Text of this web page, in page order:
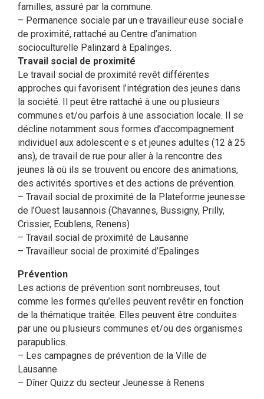
familles, assuré par la commune.
– Permanence sociale par un·e travailleur·euse social·e
de proximité, rattaché au Centre d’animation
socioculturelle Palinzard à Epalinges.
Travail social de proximité
Le travail social de proximité revêt différentes
approches qui favorisent l’intégration des jeunes dans
la société. Il peut être rattaché à une ou plusieurs
communes et/ou parfois à une association locale. Il se
décline notamment sous formes d’accompagnement
individuel aux adolescent·e·s et jeunes adultes (12 à 25
ans), de travail de rue pour aller à la rencontre des
jeunes là où ils se trouvent ou encore des animations,
des activités sportives et des actions de prévention.
– Travail social de proximité de la Plateforme jeunesse
de l’Ouest lausannois (Chavannes, Bussigny, Prilly,
Crissier, Ecublens, Renens)
– Travail social de proximité de Lausanne
– Travailleur social de proximité d’Epalinges
Prévention
Les actions de prévention sont nombreuses, tout
comme les formes qu’elles peuvent revêtir en fonction
de la thématique traitée. Elles peuvent être conduites
par une ou plusieurs communes et/ou des organismes
parapublics.
– Les campagnes de prévention de la Ville de
Lausanne
– Dîner Quizz du secteur Jeunesse à Renens